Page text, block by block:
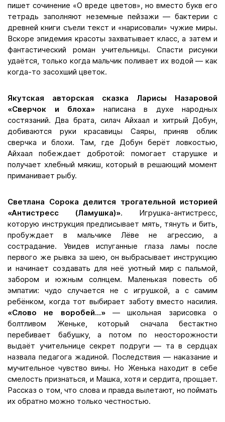
пишет сочинение «О вреде цветов», но вместо букв его
тетрадь заполняют неземные пейзажи — бактерии с
древней книги съели текст и «нарисовали» чужие миры.
Вскоре эпидемия красоты захватывает класс, а затем и
фантастический роман учительницы. Спасти рисунки
удаётся, только когда мальчик поливает их водой — как
когда-то засохший цветок.
Якутская авторская сказка Ларисы Назаровой
«Сверчок и блоха» написана в духе народных
состязаний. Два брата, силач Айхаал и хитрый Добун,
добиваются руки красавицы Саяры, приняв облик
сверчка и блохи. Там, где Добун берёт ловкостью,
Айхаал побеждает добротой: помогает старушке и
получает хлебный мякиш, который в решающий момент
приманивает рыбу.
Светлана Сорока делится трогательной историей
«Антистресс (Ламушка)». Игрушка-антистресс,
которую инструкция предписывает мять, тянуть и бить,
пробуждает в мальчике Лёве не агрессию, а
сострадание. Увидев испуганные глаза ламы после
первого же рывка за шею, он выбрасывает инструкцию
и начинает создавать для неё уютный мир с пальмой,
забором и южным солнцем. Маленькая повесть об
эмпатии: чудо случается не с игрушкой, а с самим
ребёнком, когда тот выбирает заботу вместо насилия.
«Слово не воробей…»— школьная зарисовка о
болтливом Женьке, который сначала бестактно
перебивает бабушку, а потом по неосторожности
выдаёт учительнице секрет подруги — та в сердцах
назвала педагога жадиной. Последствия — наказание и
мучительное чувство вины. Но Женька находит в себе
смелость признаться, и Машка, хотя и сердита, прощает.
Рассказ о том, что слова и правда вылетают, но поймать
их обратно можно только честностью.